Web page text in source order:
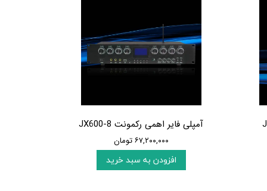
آمپلی فایر اهمی رکمونت JX600-8
۶۷,۲۰۰,۰۰۰ تومان
افزودن به سبد خرید